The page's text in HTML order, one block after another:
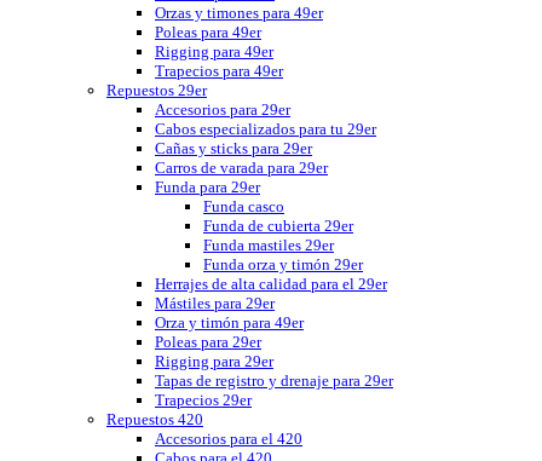
Orzas y timones para 49er
Poleas para 49er
Rigging para 49er
Trapecios para 49er
Repuestos 29er
Accesorios para 29er
Cabos especializados para tu 29er
Cañas y sticks para 29er
Carros de varada para 29er
Funda para 29er
Funda casco
Funda de cubierta 29er
Funda mastiles 29er
Funda orza y timón 29er
Herrajes de alta calidad para el 29er
Mástiles para 29er
Orza y timón para 49er
Poleas para 29er
Rigging para 29er
Tapas de registro y drenaje para 29er
Trapecios 29er
Repuestos 420
Accesorios para el 420